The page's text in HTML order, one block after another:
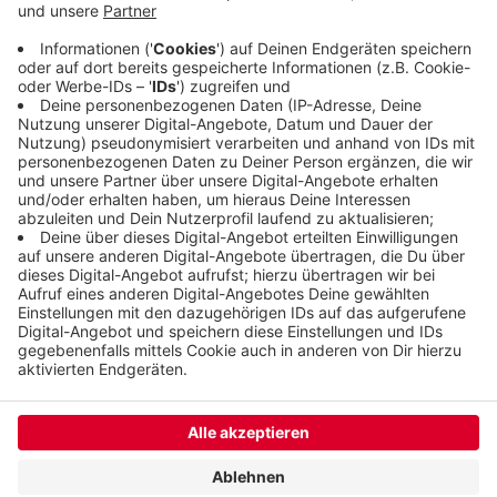
bleibt vom 30. Dezember um 14:00 Uhr bis zum 2.
verbindet die Wuppertaler Nordbahntrasse mit der
Sprockhöveler Glückauf-Trasse.
Veröffentlicht: Dienstag, 30.12.2025 06:26
Anzeige
Anzeige